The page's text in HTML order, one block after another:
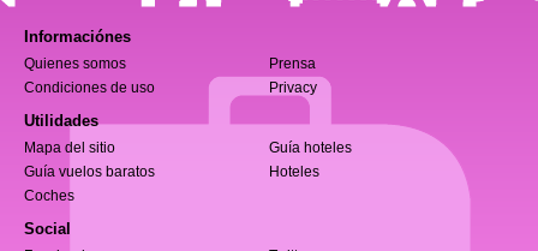
Informaciónes
Quienes somos
Prensa
Condiciones de uso
Privacy
Utilidades
Mapa del sitio
Guía hoteles
Guía vuelos baratos
Hoteles
Coches
Social